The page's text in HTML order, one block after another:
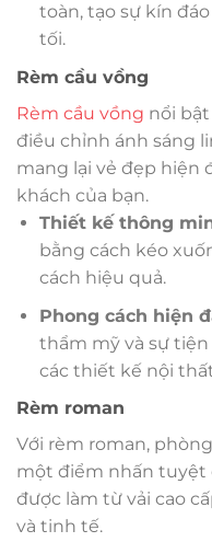
toàn, tạo sự kín
tối.
Rèm cầu vồng
Rèm cầu vồng nổi
điều chỉnh ánh sáng
mang lại vẻ đẹp hiện
khách của bạn.
Thiết kế thông
bằng cách kéo
cách hiệu quả.
Phong cách hiện
thẩm mỹ và sự
các thiết kế nội
Rèm roman
Với rèm roman,
một điểm nhấn tuyệt
được làm từ vải cao
và tinh tế.